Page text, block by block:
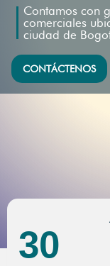
Contamos con
comerciales
ciudad de
CONTÁCTENOS
30